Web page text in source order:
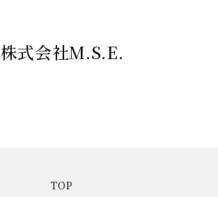
株式会社M.S.E.
TOP